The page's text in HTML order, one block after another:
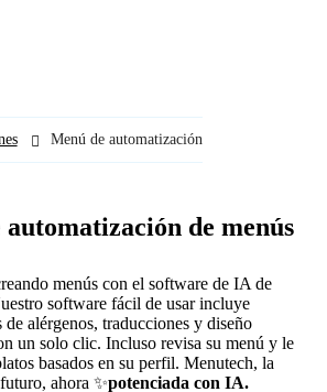
Menú de automatización
automatización de menús
menús con el software de IA de
software fácil de usar incluye
de alérgenos, traducciones y diseño
un solo clic. Incluso revisa su menú y le
basados en su perfil. Menutech, la
ahora ✨potenciada con IA.